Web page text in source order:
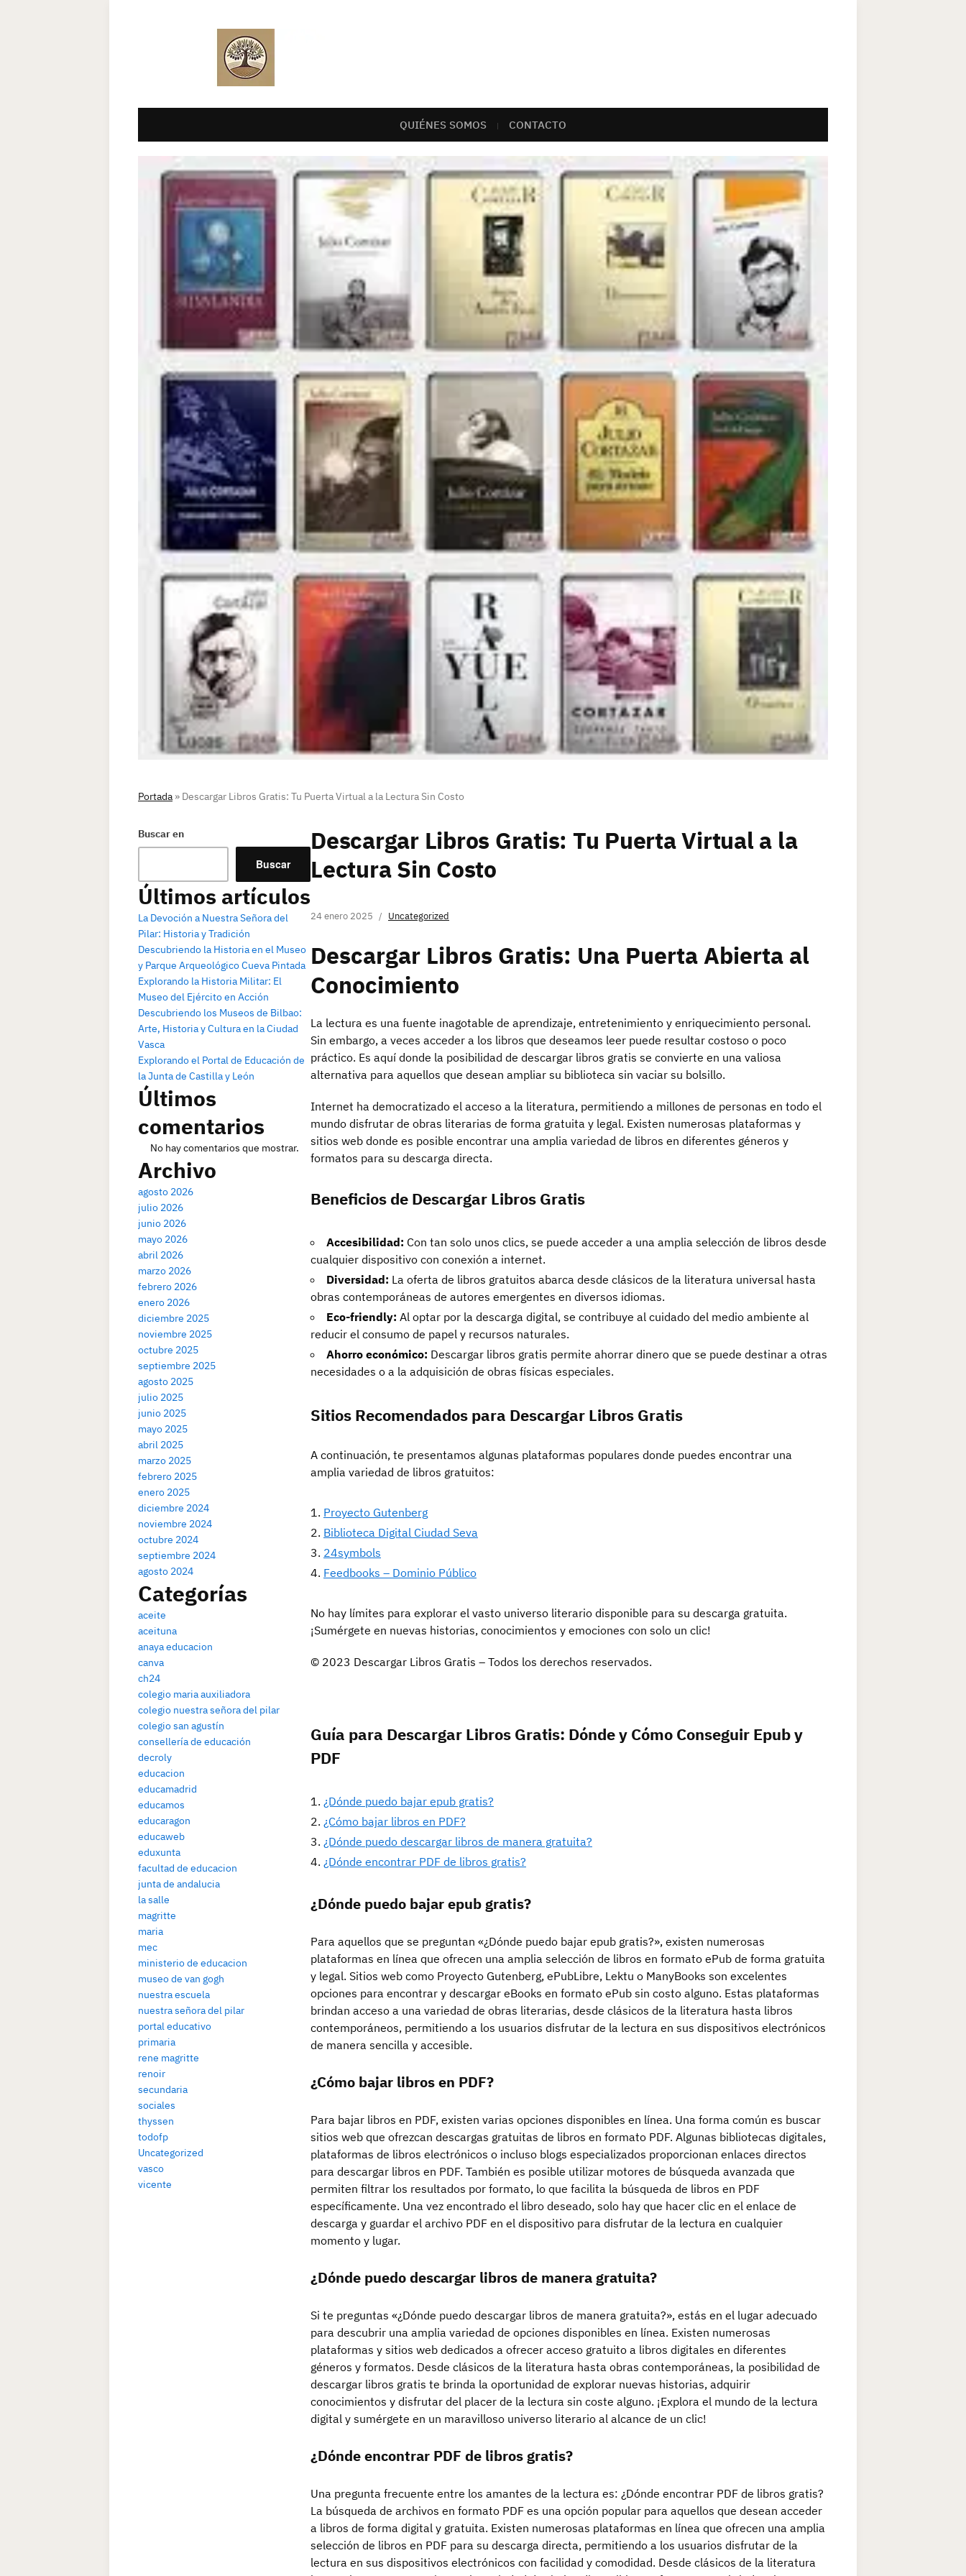
QUIÉNES SOMOS CONTACTO
Portada » Descargar Libros Gratis: Tu Puerta Virtual a la Lectura Sin Costo
Buscar en
Buscar
Últimos artículos
La Devoción a Nuestra Señora del
Pilar: Historia y Tradición
Descubriendo la Historia en el Museo
y Parque Arqueológico Cueva Pintada
Explorando la Historia Militar: El
Museo del Ejército en Acción
Descubriendo los Museos de Bilbao:
Arte, Historia y Cultura en la Ciudad
Vasca
Explorando el Portal de Educación de
la Junta de Castilla y León
Últimos
comentarios
No hay comentarios que mostrar.
Archivo
agosto 2026
julio 2026
junio 2026
mayo 2026
abril 2026
marzo 2026
febrero 2026
enero 2026
diciembre 2025
noviembre 2025
octubre 2025
septiembre 2025
agosto 2025
julio 2025
junio 2025
mayo 2025
abril 2025
marzo 2025
febrero 2025
enero 2025
diciembre 2024
noviembre 2024
octubre 2024
septiembre 2024
agosto 2024
Categorías
aceite
aceituna
anaya educacion
canva
ch24
colegio maria auxiliadora
colegio nuestra señora del pilar
colegio san agustín
consellería de educación
decroly
educacion
educamadrid
educamos
educaragon
educaweb
eduxunta
facultad de educacion
junta de andalucia
la salle
magritte
maria
mec
ministerio de educacion
museo de van gogh
nuestra escuela
nuestra señora del pilar
portal educativo
primaria
rene magritte
renoir
secundaria
sociales
thyssen
todofp
Uncategorized
vasco
vicente
Descargar Libros Gratis: Tu Puerta Virtual a la
Lectura Sin Costo
24 enero 2025 Uncategorized
Descargar Libros Gratis: Una Puerta Abierta al
Conocimiento
La lectura es una fuente inagotable de aprendizaje, entretenimiento y enriquecimiento personal.
Sin embargo, a veces acceder a los libros que deseamos leer puede resultar costoso o poco
práctico. Es aquí donde la posibilidad de descargar libros gratis se convierte en una valiosa
alternativa para aquellos que desean ampliar su biblioteca sin vaciar su bolsillo.
Internet ha democratizado el acceso a la literatura, permitiendo a millones de personas en todo el
mundo disfrutar de obras literarias de forma gratuita y legal. Existen numerosas plataformas y
sitios web donde es posible encontrar una amplia variedad de libros en diferentes géneros y
formatos para su descarga directa.
Beneficios de Descargar Libros Gratis
Accesibilidad: Con tan solo unos clics, se puede acceder a una amplia selección de libros desde
cualquier dispositivo con conexión a internet.
Diversidad: La oferta de libros gratuitos abarca desde clásicos de la literatura universal hasta
obras contemporáneas de autores emergentes en diversos idiomas.
Eco-friendly: Al optar por la descarga digital, se contribuye al cuidado del medio ambiente al
reducir el consumo de papel y recursos naturales.
Ahorro económico: Descargar libros gratis permite ahorrar dinero que se puede destinar a otras
necesidades o a la adquisición de obras físicas especiales.
Sitios Recomendados para Descargar Libros Gratis
A continuación, te presentamos algunas plataformas populares donde puedes encontrar una
amplia variedad de libros gratuitos:
Proyecto Gutenberg
Biblioteca Digital Ciudad Seva
24symbols
Feedbooks – Dominio Público
No hay límites para explorar el vasto universo literario disponible para su descarga gratuita.
¡Sumérgete en nuevas historias, conocimientos y emociones con solo un clic!
© 2023 Descargar Libros Gratis – Todos los derechos reservados.
Guía para Descargar Libros Gratis: Dónde y Cómo Conseguir Epub y
PDF
¿Dónde puedo bajar epub gratis?
¿Cómo bajar libros en PDF?
¿Dónde puedo descargar libros de manera gratuita?
¿Dónde encontrar PDF de libros gratis?
¿Dónde puedo bajar epub gratis?
Para aquellos que se preguntan «¿Dónde puedo bajar epub gratis?», existen numerosas
plataformas en línea que ofrecen una amplia selección de libros en formato ePub de forma gratuita
y legal. Sitios web como Proyecto Gutenberg, ePubLibre, Lektu o ManyBooks son excelentes
opciones para encontrar y descargar eBooks en formato ePub sin costo alguno. Estas plataformas
brindan acceso a una variedad de obras literarias, desde clásicos de la literatura hasta libros
contemporáneos, permitiendo a los usuarios disfrutar de la lectura en sus dispositivos electrónicos
de manera sencilla y accesible.
¿Cómo bajar libros en PDF?
Para bajar libros en PDF, existen varias opciones disponibles en línea. Una forma común es buscar
sitios web que ofrezcan descargas gratuitas de libros en formato PDF. Algunas bibliotecas digitales,
plataformas de libros electrónicos o incluso blogs especializados proporcionan enlaces directos
para descargar libros en PDF. También es posible utilizar motores de búsqueda avanzada que
permiten filtrar los resultados por formato, lo que facilita la búsqueda de libros en PDF
específicamente. Una vez encontrado el libro deseado, solo hay que hacer clic en el enlace de
descarga y guardar el archivo PDF en el dispositivo para disfrutar de la lectura en cualquier
momento y lugar.
¿Dónde puedo descargar libros de manera gratuita?
Si te preguntas «¿Dónde puedo descargar libros de manera gratuita?», estás en el lugar adecuado
para descubrir una amplia variedad de opciones disponibles en línea. Existen numerosas
plataformas y sitios web dedicados a ofrecer acceso gratuito a libros digitales en diferentes
géneros y formatos. Desde clásicos de la literatura hasta obras contemporáneas, la posibilidad de
descargar libros gratis te brinda la oportunidad de explorar nuevas historias, adquirir
conocimientos y disfrutar del placer de la lectura sin coste alguno. ¡Explora el mundo de la lectura
digital y sumérgete en un maravilloso universo literario al alcance de un clic!
¿Dónde encontrar PDF de libros gratis?
Una pregunta frecuente entre los amantes de la lectura es: ¿Dónde encontrar PDF de libros gratis?
La búsqueda de archivos en formato PDF es una opción popular para aquellos que desean acceder
a libros de forma digital y gratuita. Existen numerosas plataformas en línea que ofrecen una amplia
selección de libros en PDF para su descarga directa, permitiendo a los usuarios disfrutar de la
lectura en sus dispositivos electrónicos con facilidad y comodidad. Desde clásicos de la literatura